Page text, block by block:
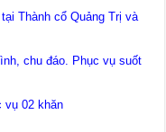
Thành cổ Quảng Trị và
Sơn.
chu đáo. Phục vụ suốt
vụ 02 khăn